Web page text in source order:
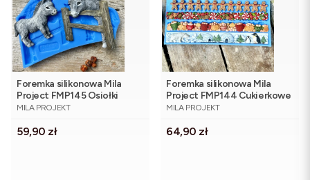
Foremka silikonowa Mila
Project FMP145 Osiołki
PRODUCENT
MILA PROJEKT
Cena
59,90 zł
Foremka silikonowa Mila
Project FMP144 Cukierkowe
bordery 20 cm
PRODUCENT
MILA PROJEKT
Cena
64,90 zł